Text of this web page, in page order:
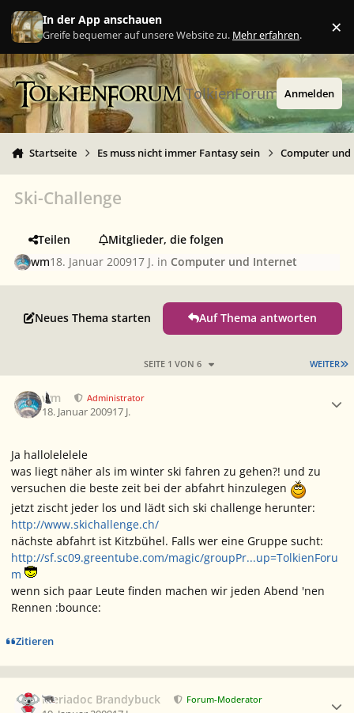
Zu Inhalt springen
In der App anschauen
Greife bequemer auf unsere Website zu. Mehr erfahren. ×
TolkienForum Anmelden
Startseite Es muss nicht immer Fantasy sein Computer
Ski-Challenge
Teilen
Mitglieder, die folgen
wm18. Januar 200917 J. in Computer und Internet
Neues Thema starten Auf Thema antworten
WEITER
SEITE 1 VON 6
wm Administrator
18. Januar 200917 J.
Ja hallolelelele
was liegt näher als im winter ski fahren zu gehen?! und zu
versuchen die beste zeit bei der abfahrt hinzulegen
jetzt zischt jeder los und lädt sich ski challenge herunter:
http://www.skichallenge.ch/
nächste abfahrt ist Kitzbühel. Falls wer eine Gruppe sucht:
http://sf.sc09.greentube.com/magic/groupPr...up=TolkienForu
m
wenn sich paar Leute finden machen wir jeden Abend 'nen
Rennen :bounce:
Zitieren
Meriadoc Brandybuck Forum-Moderator